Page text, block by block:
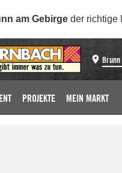
am Gebirge der richtige
Brunn
PROJEKTE MEIN MARKT